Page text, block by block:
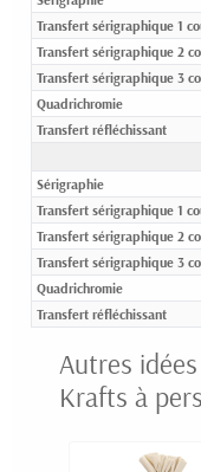
Transfert sérigraphique 1
Transfert sérigraphique 2
Transfert sérigraphique 3
Quadrichromie
Transfert réfléchissant
Sérigraphie
Transfert sérigraphique 1
Transfert sérigraphique 2
Transfert sérigraphique 3
Quadrichromie
Transfert réfléchissant
Autres
Krafts à